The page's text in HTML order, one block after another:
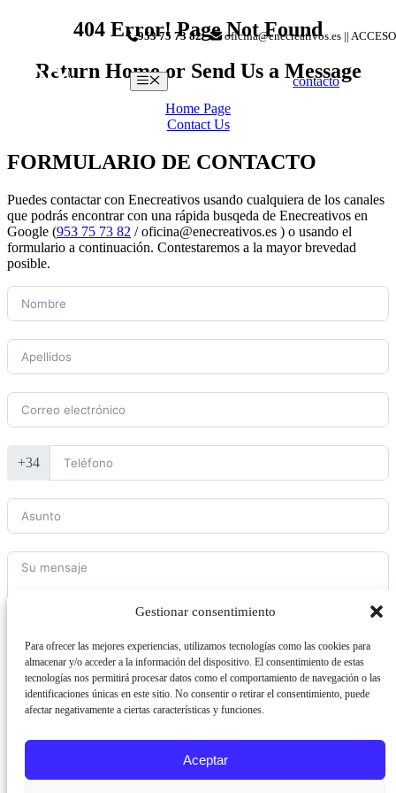
Gestionar consentimiento
Para ofrecer las mejores experiencias, utilizamos tecnologías como las cookies para
almacenar y/o acceder a la información del dispositivo. El consentimiento de estas
tecnologías nos permitirá procesar datos como el comportamiento de navegación o las
identificaciones únicas en este sitio. No consentir o retirar el consentimiento, puede
afectar negativamente a ciertas características y funciones.
Aceptar
953 75 73 82- oficina@enecreativos.es || ACCESO
Menú contacto
404 Error! Page Not Found
Return Home or Send Us a Message
Home Page
Contact Us
FORMULARIO DE CONTACTO
Puedes contactar con Enecreativos usando cualquiera de los canales
que podrás encontrar con una rápida busqeda de Enecreativos en
Google (953 75 73 82 / oficina@enecreativos.es ) o usando el
formulario a continuación. Contestaremos a la mayor brevedad
posible.
+34
ENVIAR FORMULARIO
Pol. Ind. Los Cerros
C/ Agricultura 30 23400
© ENECREATIVOS M-
Política de cookies-